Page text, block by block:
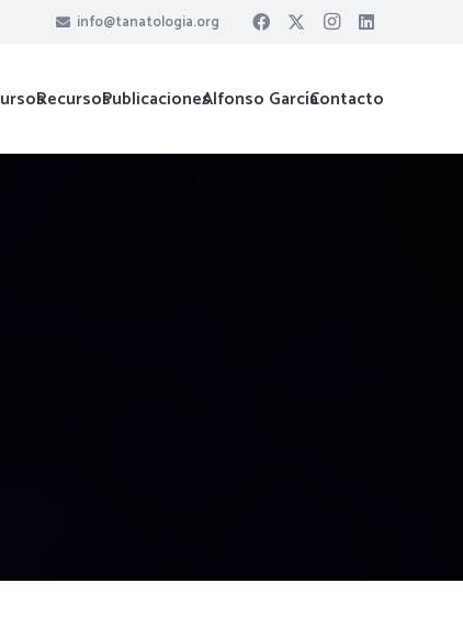
info@tanatologia.org
RecursosPublicacionesAlfonso GarcíaContacto